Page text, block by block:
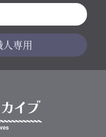
専用